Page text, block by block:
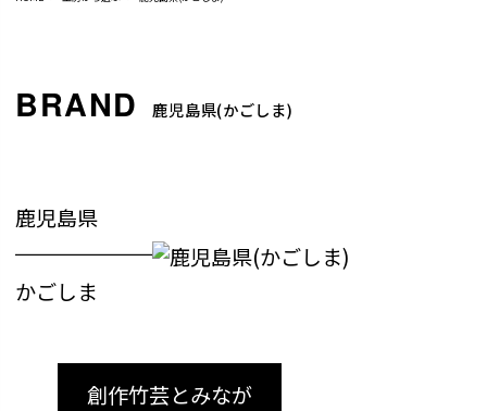
鹿児島県(かごしま)
鹿児島県
かごしま
創作竹芸とみなが